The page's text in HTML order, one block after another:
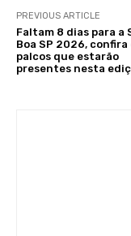
PREVIOUS ARTICLE
Faltam 8 dias para a
Boa SP 2026, confira
palcos que estarão
presentes nesta